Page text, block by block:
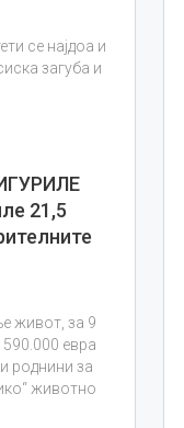
се најдоа и
загуба и
21,5
живот, за 9
евра
роднини за
животно